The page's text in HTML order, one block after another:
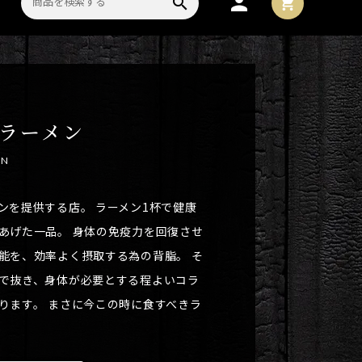
ーメン
を提供する店。 ラーメン1杯で健康
げた一品。 身体の免疫力を回復させ
を、効率よく摂取する為の背脂。 そ
抜き、身体が必要とする程よいコラ
ます。 まさに今この時に食すべきラ